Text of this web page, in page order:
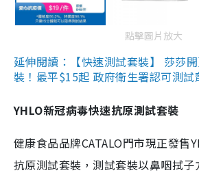
點擊圖片放大
延伸閱讀：【快速測試套裝】 莎莎
裝！最平$15起 政府衛生署認可測試
YHLO新冠病毒快速抗原測試套裝
健康食品品牌CATALO門市現正發售
抗原測試套裝，測試套裝以鼻咽拭